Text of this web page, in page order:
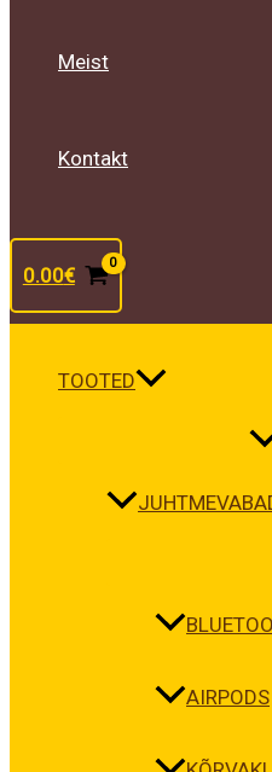
Meist
Kontakt
0.00€
TOOTED
AIRPODS